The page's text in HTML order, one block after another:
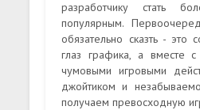
разработчику стать
популярным.
обязательно сказть - это
глаз графика, а вместе
чумовыми игровыми
джойтиком и
получаем превосходную